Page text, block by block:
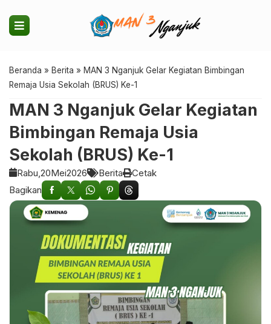
Beranda » Berita » MAN 3 Nganjuk Gelar Kegiatan Bimbingan
Remaja Usia Sekolah (BRUS) Ke-1
MAN 3 Nganjuk Gelar Kegiatan
Bimbingan Remaja Usia
Sekolah (BRUS) Ke-1
Rabu, 20Mei2026 Berita
Cetak
Bagikan